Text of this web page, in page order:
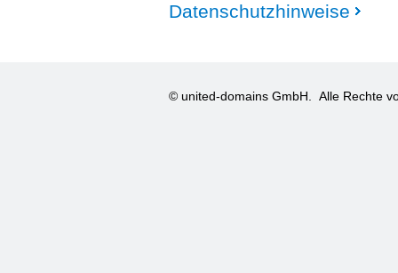
Datenschutzhinweise
© united-domains GmbH. Alle Rechte